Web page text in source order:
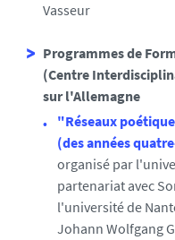
Vasseur
Programmes de
(Centre
sur l'Allemagne
"Réseaux
(des années
organisé par
partenariat avec
l'université de
Johann Wolfgang